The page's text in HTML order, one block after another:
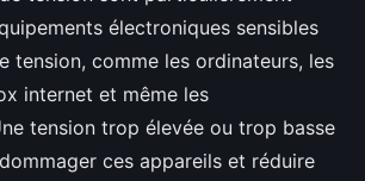
électroniques sensibles
tension, comme les ordinateurs, les
internet et même les
tension trop élevée ou trop basse
ces appareils et réduire